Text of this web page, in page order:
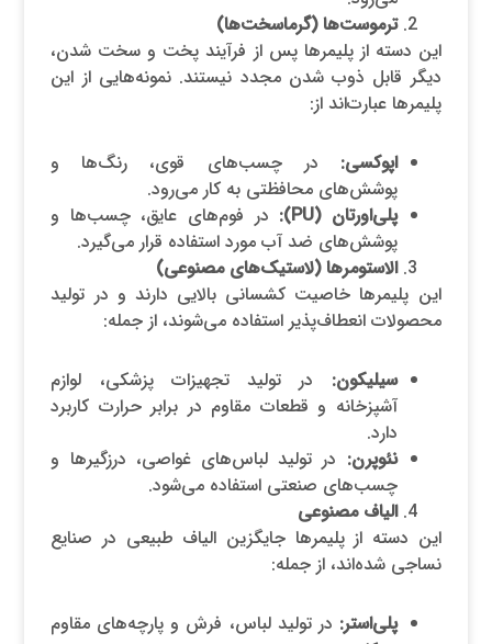
ترموست‌ها (گرماسخت‌ها)
این دسته از پلیمرها پس از فرآیند پخت و سخت شدن،
دیگر قابل ذوب شدن مجدد نیستند. نمونه‌هایی از این
پلیمرها عبارت‌اند از:
اپوکسی:در چسب‌های قوی، رنگ‌ها و
پوشش‌های محافظتی به کار می‌رود.
پلی‌اورتان (PU
):در فوم‌های عایق، چسب‌ها و
پوشش‌های ضد آب مورد استفاده قرار می‌گیرد.
الاستومرها (لاستیک‌های مصنوعی)
این پلیمرها خاصیت کشسانی بالایی دارند و در تولید
محصولات انعطاف‌پذیر استفاده می‌شوند، از جمله:
سیلیکون:در تولید تجهیزات پزشکی، لوازم
آشپزخانه و قطعات مقاوم در برابر حرارت کاربرد
نئوپرن:در تولید لباس‌های غواصی، درزگیرها و
چسب‌های صنعتی استفاده می‌شود.
الیاف مصنوعی
این دسته از پلیمرها جایگزین الیاف طبیعی در صنایع
نساجی شده‌اند، از جمله:
پلی‌استر:در تولید لباس، فرش و پارچه‌های مقاوم